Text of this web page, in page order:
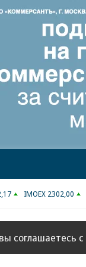
IMOEX 2302,00
соглашаетесь с